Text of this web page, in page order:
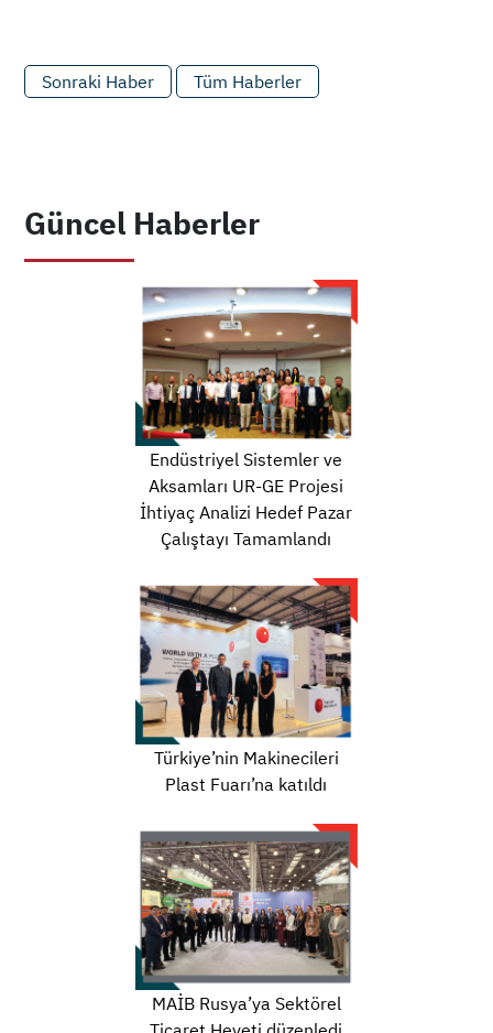
Sonraki Haber Tüm Haberler
Güncel Haberler
Endüstriyel Sistemler ve
Aksamları UR-GE Projesi
İhtiyaç Analizi Hedef Pazar
Çalıştayı Tamamlandı
Türkiye’nin Makinecileri
Plast Fuarı’na katıldı
MAİB Rusya’ya Sektörel